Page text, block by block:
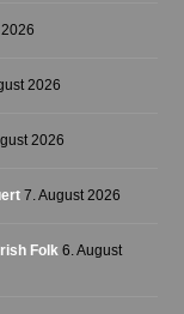
2026
2026
7. August 2026
Folk 6. August